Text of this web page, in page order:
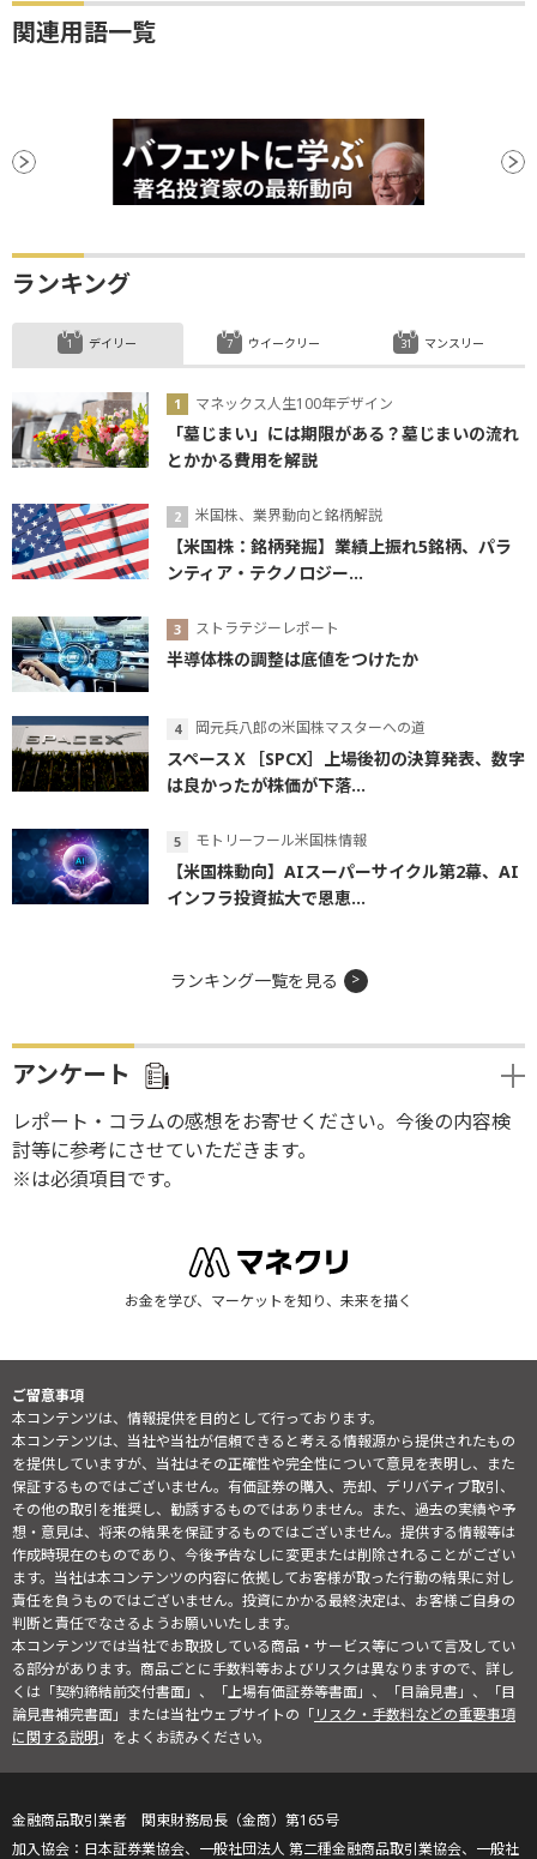
関連用語一覧
ランキング
デイリー
マネックス人生100年デザイン
「墓じまい」には期限がある？墓じまいの流れ
とかかる費用を解説
米国株、業界動向と銘柄解説
【米国株：銘柄発掘】業績上振れ5銘柄、パラ
ンティア・テクノロジー...
ストラテジーレポート
半導体株の調整は底値をつけたか
岡元兵八郎の米国株マスターへの道
スペースＸ［SPCX］上場後初の決算発表、数字
は良かったが株価が下落...
モトリーフール米国株情報
【米国株動向】AIスーパーサイクル第2幕、AI
インフラ投資拡大で恩恵...
ウイークリー マンスリー
ランキング一覧を見る
アンケート
レポート・コラムの感想をお寄せください。今後の内容検
討等に参考にさせていただきます。
※は必須項目です。
お金を学び、マーケットを知り、未来を描く
ご留意事項
本コンテンツは、情報提供を目的として行っております。
本コンテンツは、当社や当社が信頼できると考える情報源から提供されたもの
を提供していますが、当社はその正確性や完全性について意見を表明し、また
保証するものではございません。有価証券の購入、売却、デリバティブ取引、
その他の取引を推奨し、勧誘するものではありません。また、過去の実績や予
想・意見は、将来の結果を保証するものではございません。提供する情報等は
作成時現在のものであり、今後予告なしに変更または削除されることがござい
ます。当社は本コンテンツの内容に依拠してお客様が取った行動の結果に対し
責任を負うものではございません。投資にかかる最終決定は、お客様ご自身の
判断と責任でなさるようお願いいたします。
本コンテンツでは当社でお取扱している商品・サービス等について言及してい
る部分があります。商品ごとに手数料等およびリスクは異なりますので、詳し
くは「契約締結前交付書面」、「上場有価証券等書面」、「目論見書」、「目
論見書補完書面」または当社ウェブサイトの「リスク・手数料などの重要事項
に関する説明」をよくお読みください。
金融商品取引業者 関東財務局長（金商）第165号
日本証券業協会、一般社団法人 第二種金融商品取引業協会、一般社